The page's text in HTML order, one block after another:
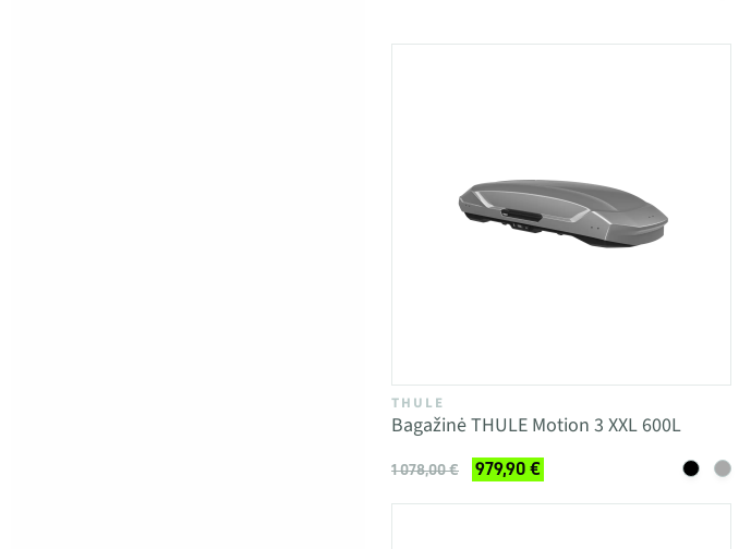
THULE
Bagažinė THULE Motion 3 XXL 600L
1 078,00 € 979,90 €